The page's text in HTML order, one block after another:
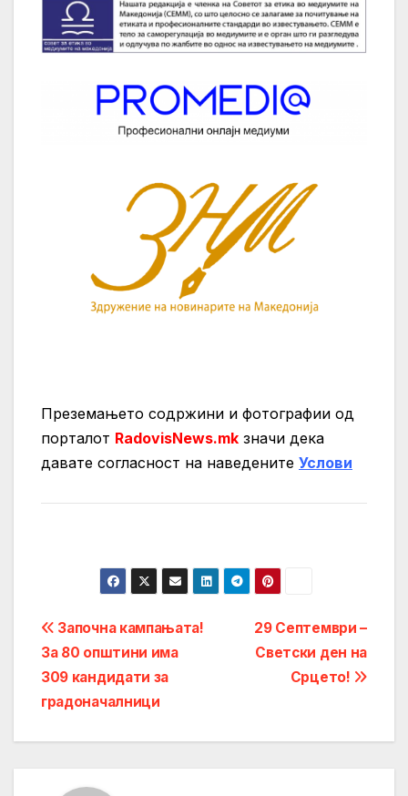
Преземањето содржини и фотографии од
порталот RadovisNews.mk значи дека
давате согласност на нaведените Услови
Post
navigation
29 Септември –
Светски ден на
Срцето!
Започна кампањата!
За 80 општини има
309 кандидати за
градоначалници